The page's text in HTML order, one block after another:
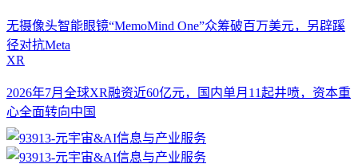
无摄像头智能眼镜“MemoMind One”众筹破百万美元，另辟蹊
径对抗Meta
XR
2026年7月全球XR融资近60亿元，国内单月11起井喷，资本重
心全面转向中国